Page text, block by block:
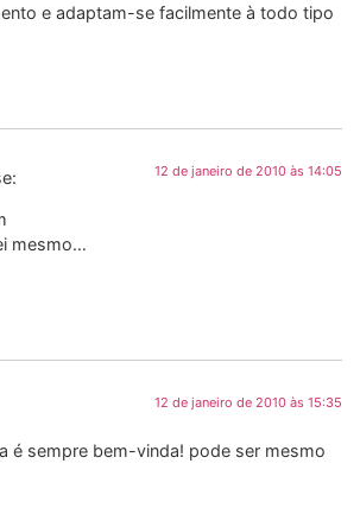
e adaptam-se facilmente à todo tipo
12 de janeiro de 2010 às 14:05
mesmo…
12 de janeiro de 2010 às 15:35
é sempre bem-vinda! pode ser mesmo